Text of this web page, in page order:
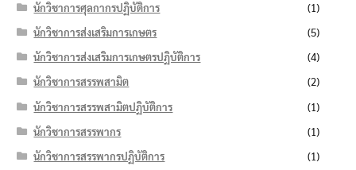
นักวิชาการศุลกากรปฏิบัติการ
(1)
นักวิชาการส่งเสริมการเกษตร
(5)
นักวิชาการส่งเสริมการเกษตรปฏิบัติการ
(4)
นักวิชาการสรรพสามิต
(2)
นักวิชาการสรรพสามิตปฏิบัติการ
(1)
นักวิชาการสรรพากร
(1)
นักวิชาการสรรพากรปฏิบัติการ
(1)